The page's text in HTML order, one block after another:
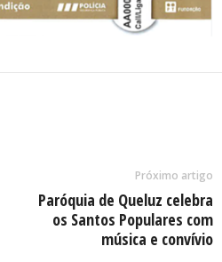
Próximo artigo
Paróquia de Queluz celebra
os Santos Populares com
música e convívio